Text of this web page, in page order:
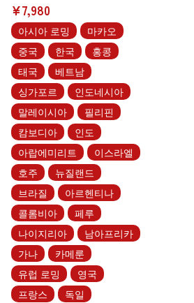
¥7,980
아시아 로밍
마카오
중국
한국
홍콩
태국
베트남
싱가포르
인도네시아
말레이시아
필리핀
캄보디아
인도
아랍에미리트
이스라엘
호주
뉴질랜드
브라질
아르헨티나
콜롬비아
페루
나이지리아
남아프리카
가나
카메룬
유럽 로밍
영국
프랑스
독일